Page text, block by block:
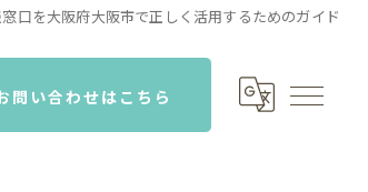
口を大阪府大阪市で正しく活用するためのガイド
問い合わせはこちら